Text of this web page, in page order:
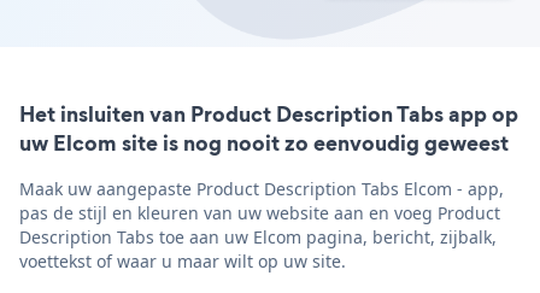
Het insluiten van Product Description Tabs app op
uw Elcom site is nog nooit zo eenvoudig geweest
Maak uw aangepaste Product Description Tabs Elcom - app,
pas de stijl en kleuren van uw website aan en voeg Product
Description Tabs toe aan uw Elcom pagina, bericht, zijbalk,
voettekst of waar u maar wilt op uw site.